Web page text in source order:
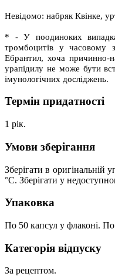
Невідомо: набряк Квінке,
* - У поодиноких
тромбоцитів у часовому
Ебрантил, хоча причинно-
урапідилу не може бути
імунологічних досліджень.
Термін придатності
1 рік.
Умови зберігання
Зберігати в оригінальній
°С. Зберігати у
Упаковка
По 50 капсул у флаконі.
Категорія відпуску
За рецептом.